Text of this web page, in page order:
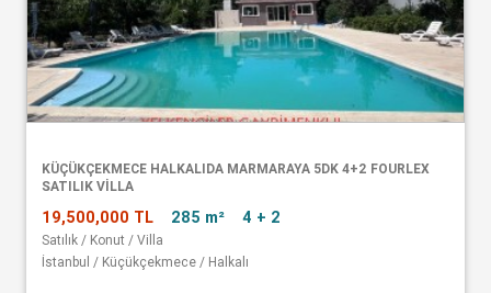
KÜÇÜKÇEKMECE HALKALIDA MARMARAYA 5DK 4+2 FOURLEX
SATILIK VİLLA
19,500,000 TL 285 m² 4 + 2
Satılık / Konut / Villa
İstanbul / Küçükçekmece / Halkalı